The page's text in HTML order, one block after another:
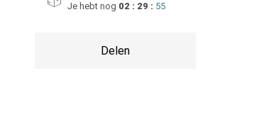
Je hebt nog 02 : 29 : 54
Delen